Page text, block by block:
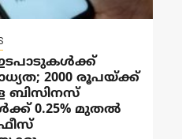
2000 രൂപയ്ക്ക്
ബിസിനസ്
0.25% മുതൽ
ഫീസ്